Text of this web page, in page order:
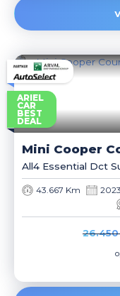
ARIEL
CAR
BEST
DEAL
Mini Cooper
All4 Essential Dct
43.667 Km 2023
26.450